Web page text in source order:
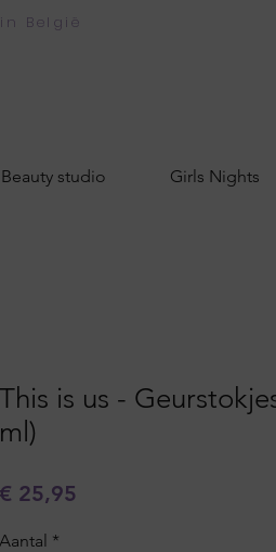
België
Beauty studio Girls Nights
This is us -
ml)
€ 25,95
Aantal *